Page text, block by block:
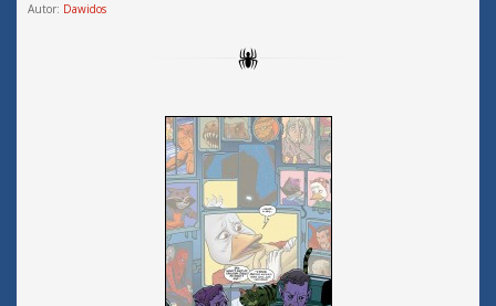
Autor: Dawidos